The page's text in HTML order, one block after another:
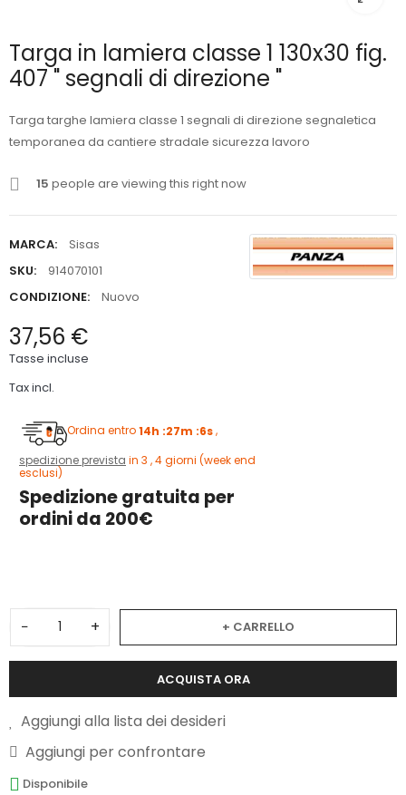
Targa in lamiera classe 1 130x30 fig.
407 " segnali di direzione "
Targa targhe lamiera classe 1 segnali di direzione segnaletica
temporanea da cantiere stradale sicurezza lavoro
15 people are viewing this right now
MARCA:
Sisas
SKU:
914070101
CONDIZIONE:
Nuovo
37,56 €
Tasse incluse
Tax incl.
Ordina entro14h :27m :5s,
spedizione prevista in 3 , 4 giorni (week end
esclusi)
Spedizione gratuita per
ordini da 200€
− + + CARRELLO
ACQUISTA ORA
Aggiungi alla lista dei desideri
Aggiungi per confrontare
Disponibile